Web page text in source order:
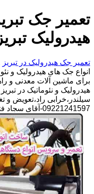
تعمیر جک
هیدرولیک تبریز
تعمیر جک هیدرولیک در تبریز
انواع جک های هیدرولیک و
برای ماشین آلات معدنی و
هیدرولیک و نئوماتیک در
سیلندر،خرابی راد،تعویض و
09221241597-آقای سجاد فتاحی